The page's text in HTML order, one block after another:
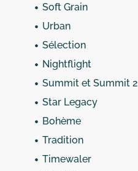
Soft Grain
Urban
Sélection
Nightflight
Summit et Summit 2
Star Legacy
Bohème
Tradition
Timewaler